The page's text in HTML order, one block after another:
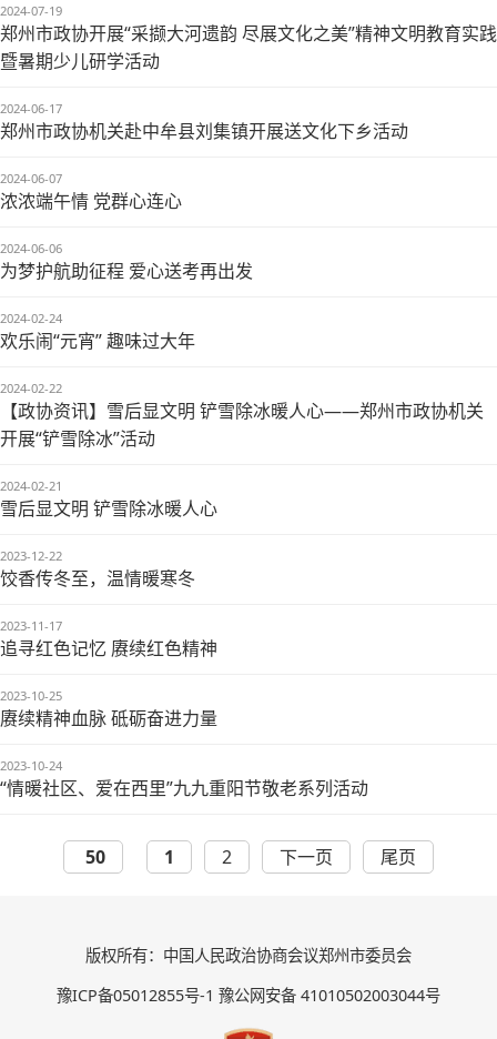
2024-07-19
郑州市政协开展“采撷大河遗韵 尽展文化之美”精神文明教育实践
暨暑期少儿研学活动
2024-06-17
郑州市政协机关赴中牟县刘集镇开展送文化下乡活动
2024-06-07
浓浓端午情 党群心连心
2024-06-06
为梦护航助征程 爱心送考再出发
2024-02-24
欢乐闹“元宵” 趣味过大年
2024-02-22
【政协资讯】雪后显文明 铲雪除冰暖人心——郑州市政协机关
开展“铲雪除冰”活动
2024-02-21
雪后显文明 铲雪除冰暖人心
2023-12-22
饺香传冬至，温情暖寒冬
2023-11-17
追寻红色记忆 赓续红色精神
2023-10-25
赓续精神血脉 砥砺奋进力量
2023-10-24
“情暖社区、爱在西里”九九重阳节敬老系列活动
50 1 2 下一页 尾页
版权所有：中国人民政治协商会议郑州市委员会
豫ICP备05012855号-1 豫公网安备 41010502003044号